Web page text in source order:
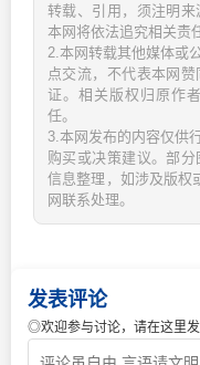
转载、引用，须注明来
本网将依法追究相关责
2.本网转载其他媒体或
点交流，不代表本网
证。相关版权归原作
任。
3.本网发布的内容仅供
购买或决策建议。部
信息整理，如涉及版权
网联系处理。
发表评论
◎欢迎参与讨论，请在这里